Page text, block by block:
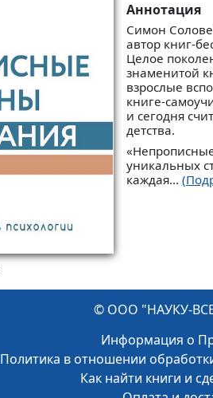
Аннотация
Симон
автор книг-
Целое
знаменитой
взрослые
книге-
и сегодня
детства.
уникальных
каждая...
© ООО "НАУКУ-
Информация о
Политика в отношении
Как найти книги и